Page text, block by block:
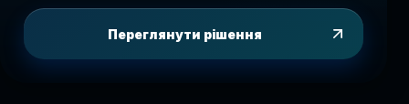
Переглянути рішення